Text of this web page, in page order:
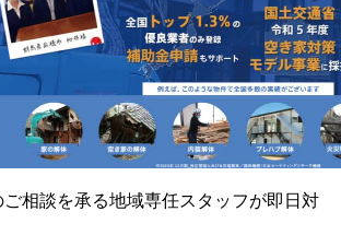
ご相談を承る地域専任スタッフが即日対